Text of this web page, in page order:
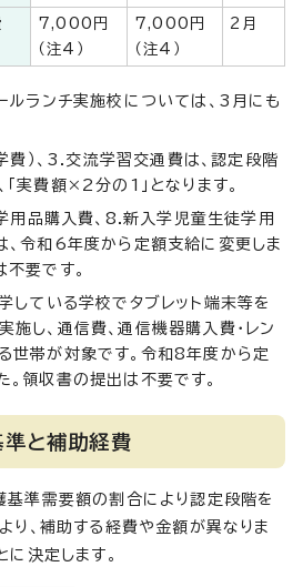
7,000円
（注4）
7,000円
（注4）
2月
ルランチ実施校については、3月にも
費）、3.交流学習交通費は、認定段階
実費額×2分の1」となります。
用品購入費、8.新入学児童生徒学用
、令和6年度から定額支給に変更しま
不要です。
している学校でタブレット端末等を
施し、通信費、通信機器購入費・レン
世帯が対象です。令和8年度から定
。領収書の提出は不要です。
と補助経費
準需要額の割合により認定段階を
り、補助する経費や金額が異なりま
に決定します。